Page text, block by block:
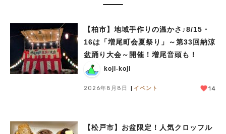
【柏市】地域手作りの温かさ♪8/15・
16は「増尾町会夏祭り」～第33回納涼
盆踊り大会～開催！増尾音頭も！
koji-koji
2026年8月8日 イベント 14
【松戸市】お盆限定！人気クロッフル